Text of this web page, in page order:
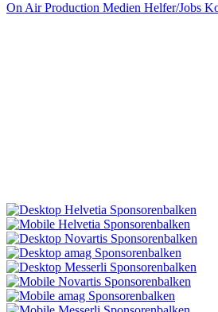
On AirProduction Medien Helfer/Jobs